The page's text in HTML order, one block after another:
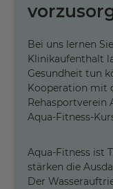
Bei uns lernen
Klinikaufenthalt
Gesundheit tun
Kooperation mit
Rehasportverein
Aqua-Fitness-
Aqua-Fitness ist
stärken die
Der